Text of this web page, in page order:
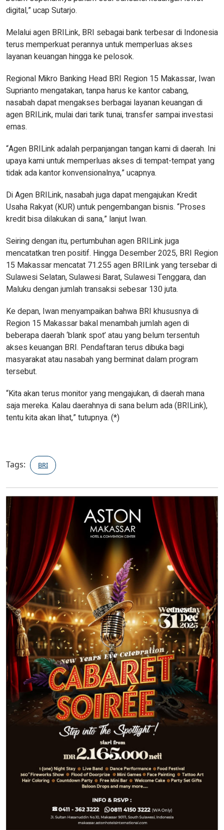
digital,” ucap Sutarjo.
Melalui agen BRILink, BRI sebagai bank terbesar di Indonesia
terus memperkuat perannya untuk memperluas akses
layanan keuangan hingga ke pelosok.
Regional Mikro Banking Head BRI Region 15 Makassar, Iwan
Suprianto mengatakan, tanpa harus ke kantor cabang,
nasabah dapat mengakses berbagai layanan keuangan di
agen BRILink, mulai dari tarik tunai, transfer sampai investasi
emas.
“Agen BRILink adalah perpanjangan tangan kami di daerah. Ini
upaya kami untuk memperluas akses di tempat-tempat yang
tidak ada kantor konvensionalnya,” ucapnya.
Di Agen BRILink, nasabah juga dapat mengajukan Kredit
Usaha Rakyat (KUR) untuk pengembangan bisnis. “Proses
kredit bisa dilakukan di sana,” lanjut Iwan.
Seiring dengan itu, pertumbuhan agen BRILink juga
mencatatkan tren positif. Hingga Desember 2025, BRI Region
15 Makassar mencatat 71.255 agen BRILink yang tersebar di
Sulawesi Selatan, Sulawesi Barat, Sulawesi Tenggara, dan
Maluku dengan jumlah transaksi sebesar 130 juta.
Ke depan, Iwan menyampaikan bahwa BRI khususnya di
Region 15 Makassar bakal menambah jumlah agen di
beberapa daerah ‘blank spot’ atau yang belum tersentuh
akses keuangan BRI. Pendaftaran terus dibuka bagi
masyarakat atau nasabah yang berminat dalam program
tersebut.
“Kita akan terus monitor yang mengajukan, di daerah mana
saja mereka. Kalau daerahnya di sana belum ada (BRILink),
tentu kita akan lihat,” tutupnya. (*)
Tags: BRI